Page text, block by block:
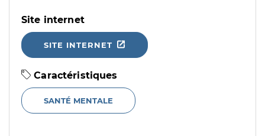
Site internet
SITE INTERNET
Caractéristiques
SANTÉ MENTALE